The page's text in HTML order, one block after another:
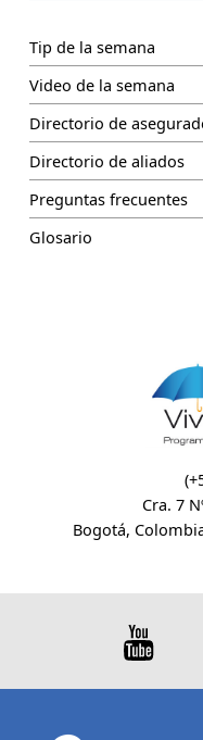
Tip de la semana
Video de la semana
Directorio de
Directorio de aliados
Preguntas frecuentes
Glosario
Cra. 7
Bogotá,